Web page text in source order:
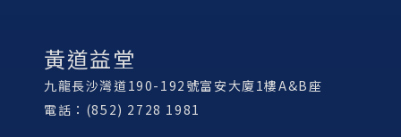
黃道益堂
九龍長沙灣道190-192號富安大廈1樓A&B座
電話：(852) 2728 1981